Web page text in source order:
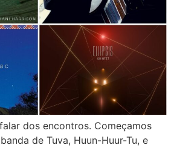
dos encontros. Começamos
de Tuva, Huun-Huur-Tu, e